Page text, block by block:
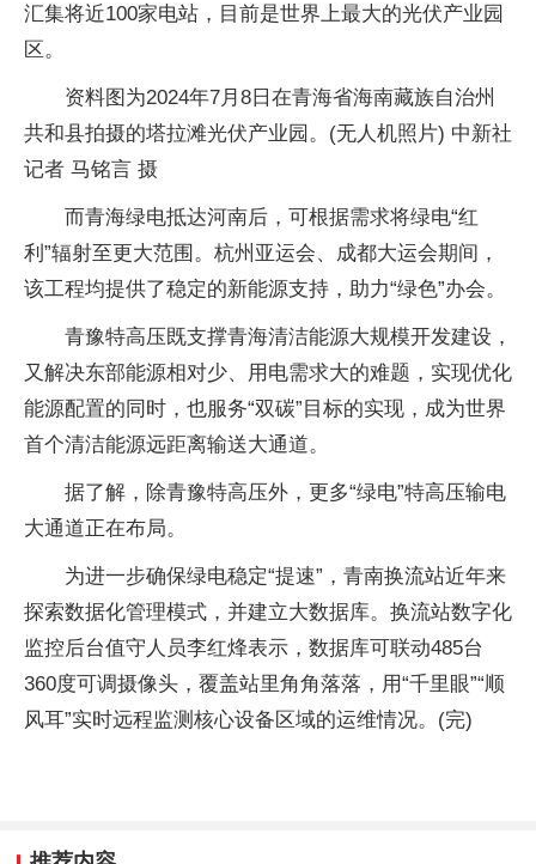
汇集将近100家电站，目前是世界上最大的光伏产业园
区。
资料图为2024年7月8日在青海省海南藏族自治州
共和县拍摄的塔拉滩光伏产业园。(无人机照片) 中新社
记者 马铭言 摄
而青海绿电抵达河南后，可根据需求将绿电“红
利”辐射至更大范围。杭州亚运会、成都大运会期间，
该工程均提供了稳定的新能源支持，助力“绿色”办会。
青豫特高压既支撑青海清洁能源大规模开发建设，
又解决东部能源相对少、用电需求大的难题，实现优化
能源配置的同时，也服务“双碳”目标的实现，成为世界
首个清洁能源远距离输送大通道。
据了解，除青豫特高压外，更多“绿电”特高压输电
大通道正在布局。
为进一步确保绿电稳定“提速”，青南换流站近年来
探索数据化管理模式，并建立大数据库。换流站数字化
监控后台值守人员李红烽表示，数据库可联动485台
360度可调摄像头，覆盖站里角角落落，用“千里眼”“顺
风耳”实时远程监测核心设备区域的运维情况。(完)